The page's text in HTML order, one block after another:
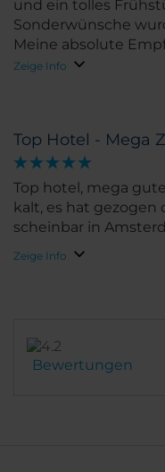
und ein tolles
Sonderwünsche
Meine absolute
Zeige Info
Top Hotel - Mega
Top hotel, mega
kalt, es hat gezogen
scheinbar in
Zeige Info
Bewertungen